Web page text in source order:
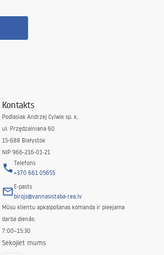
Kontakts
Podlasiak Andrzej Cylwik sp. k.
ul. Przędzalniana 60
15-688 Białystok
NIP 966-216-01-21
Telefons
+370 661 05655
E-pasts
birojs@vannasistaba-rea.lv
Mūsu klientu apkalpošanas komanda ir pieejama
darba dienās:
7:00–15:30
Sekojiet mums